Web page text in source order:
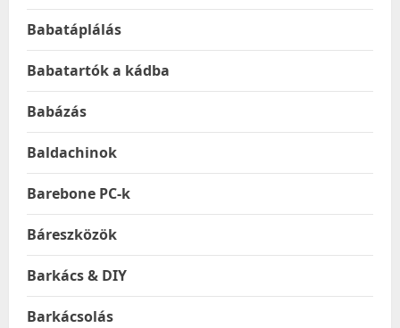
Babatáplálás
Babatartók a kádba
Babázás
Baldachinok
Barebone PC-k
Báreszközök
Barkács & DIY
Barkácsolás